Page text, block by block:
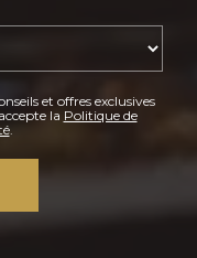
et offres exclusives
la Politique de
.